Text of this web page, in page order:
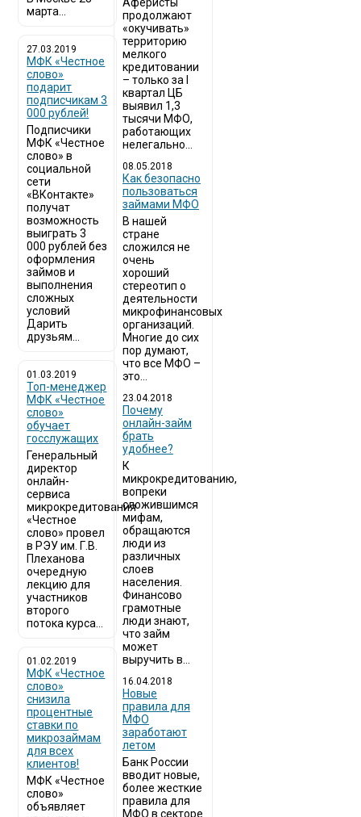
марта...
27.03.2019
МФК «Честное
слово»
подарит
подписчикам 3
000 рублей!
Подписчики
МФК «Честное
слово» в
социальной
сети
«ВКонтакте»
получат
возможность
выиграть 3
000 рублей без
оформления
займов и
выполнения
сложных
условий
Дарить
друзьям...
01.03.2019
Топ-менеджер
МФК «Честное
слово»
обучает
госслужащих
Генеральный
директор
онлайн-
сервиса
микрокредитования
«Честное
слово» провел
в РЭУ им. Г.В.
Плеханова
очередную
лекцию для
участников
второго
потока курса...
01.02.2019
МФК «Честное
слово»
снизила
процентные
ставки по
микрозаймам
для всех
клиентов!
МФК «Честное
слово»
объявляет
продолжают
«окучивать»
территорию
мелкого
кредитовании
– только за I
квартал ЦБ
выявил 1,3
тысячи МФО,
работающих
нелегально...
08.05.2018
Как безопасно
пользоваться
займами МФО
В нашей
стране
сложился не
очень
хороший
стереотип о
деятельности
микрофинансовых
организаций.
Многие до сих
пор думают,
что все МФО –
это...
23.04.2018
Почему
онлайн-займ
брать
удобнее?
К
микрокредитованию,
вопреки
сложившимся
мифам,
обращаются
люди из
различных
слоев
населения.
Финансово
грамотные
люди знают,
что займ
может
выручить в...
16.04.2018
Новые
правила для
МФО
заработают
летом
Банк России
вводит новые,
более жесткие
правила для
МФО в секторе